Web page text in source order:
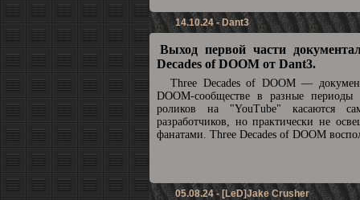
14.10.24 - Dant3
Выход первой части
Decades of DOOM от Dant3.
Three Decades of DOOM —
DOOM-сообществе в разные периоды
роликов на "YouTube" касаются
разработчиков, но практически не
фанатами. Three Decades of DOOM
05.08.24 - [LeD]Jake Crusher